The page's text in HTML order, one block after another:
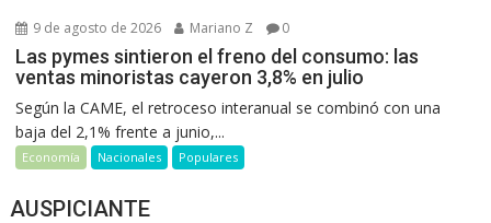
9 de agosto de 2026 Mariano Z 0
Las pymes sintieron el freno del consumo: las
ventas minoristas cayeron 3,8% en julio
Según la CAME, el retroceso interanual se combinó con una
baja del 2,1% frente a junio,...
Economía Nacionales Populares
AUSPICIANTE